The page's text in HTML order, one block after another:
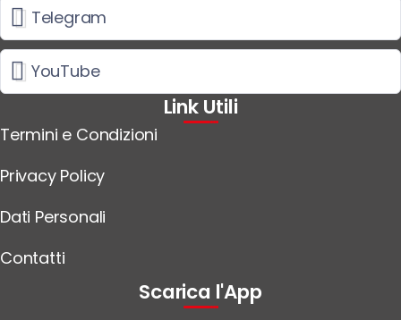
Telegram
YouTube
Link Utili
Termini e Condizioni
Privacy Policy
Dati Personali
Contatti
Scarica l'App